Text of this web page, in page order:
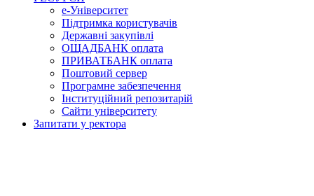
е-Університет
Підтримка користувачів
Державні закупівлі
ОЩАДБАНК оплата
ПРИВАТБАНК оплата
Поштовий сервер
Програмне забезпечення
Інституційний репозитарій
Сайти університету
Запитати у ректора